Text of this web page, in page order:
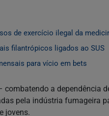
de exercício ilegal da
filantrópicos ligados ao SUS
para vício em bets
combatendo a dependência
pela indústria fumageira
jovens.